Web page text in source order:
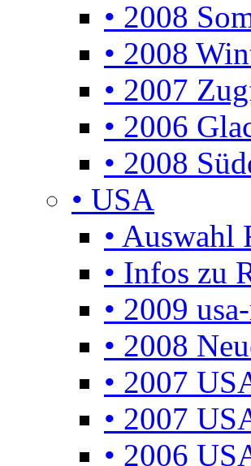
• 2008
• 2008
• 2007
• 2006
• 2008
• USA
• Auswahl
• Infos zu
• 2009
• 2008
• 2007
• 2007
• 2006